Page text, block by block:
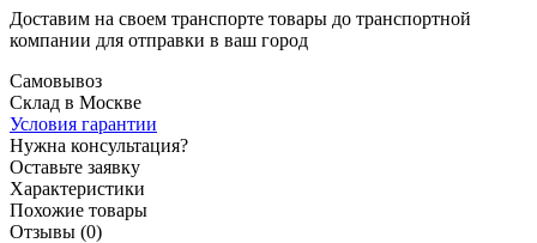
Доставим на своем транспорте товары до транспортной
компании для отправки в ваш город
Самовывоз
Склад в Москве
Условия гарантии
Нужна консультация?
Оставьте заявку
Характеристики
Похожие товары
Отзывы (0)